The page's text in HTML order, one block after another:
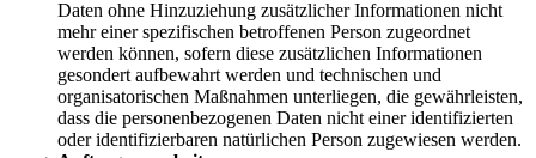
Daten ohne Hinzuziehung zusätzlicher Informationen nicht
mehr einer spezifischen betroffenen Person zugeordnet
werden können, sofern diese zusätzlichen Informationen
gesondert aufbewahrt werden und technischen und
organisatorischen Maßnahmen unterliegen, die gewährleisten,
dass die personenbezogenen Daten nicht einer identifizierten
oder identifizierbaren natürlichen Person zugewiesen werden.